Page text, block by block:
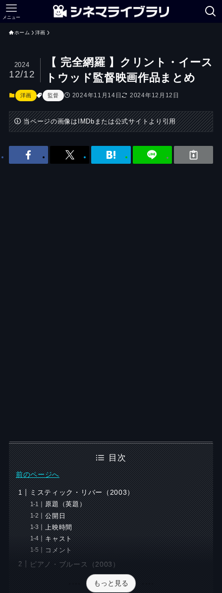
メニュー
ホーム 洋画
【 完全網羅 】クリント・イース
トウッド監督映画作品まとめ
2024
12/12
洋画 監督 2024年11月14日 2024年12月12日
当ページの画像はIMDbまたは公式サイトより引用
目次
前のページへ
ミスティック・リバー（2003）
原題（英題）
公開日
上映時間
キャスト
コメント
ピアノ・ブルース（2003）
もっと見る